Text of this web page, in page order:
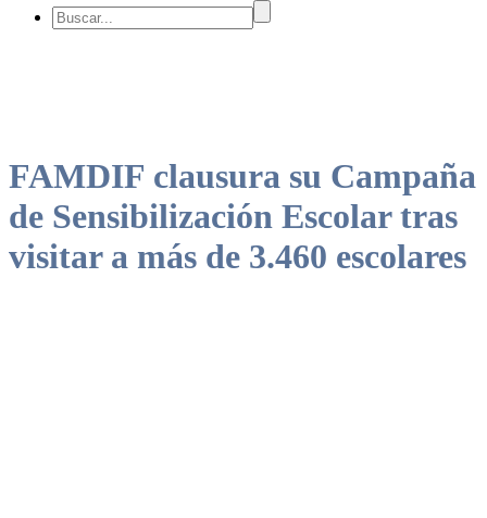
FAMDIF clausura su Campaña
de Sensibilización Escolar tras
visitar a más de 3.460 escolares